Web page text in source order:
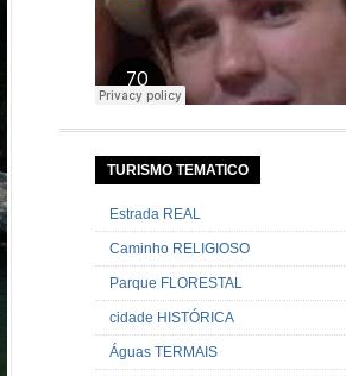
TURISMO TEMATICO
Estrada REAL
Caminho RELIGIOSO
Parque FLORESTAL
cidade HISTÓRICA
Águas TERMAIS